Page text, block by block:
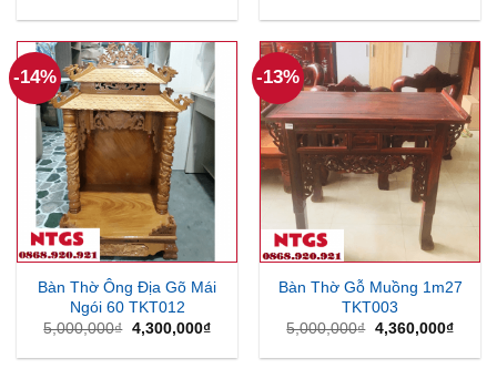
là:
tại
4,200,000₫.
là:
tại
-14%
Bàn Thờ Ông Địa Gõ Mái
Ngói 60 TKT012
5,000,000₫ Giá
là:
4,300,000₫Giá
tại
-13%
Bàn Thờ Gỗ Muồng 1m27
TKT003
5,000,000₫ Giá
là:
4,360,000₫Giá
tại